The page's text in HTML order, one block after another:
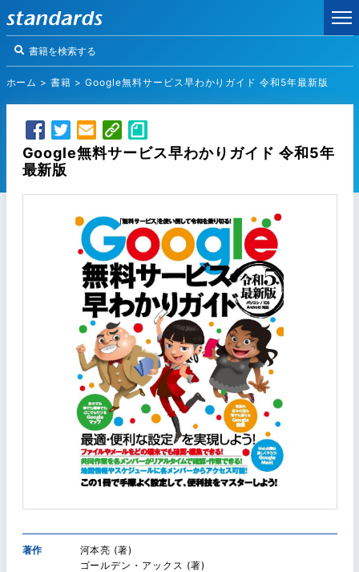
ホーム >書籍 >Google無料サービス早わかりガイド 令和5年最新版
Google無料サービス早わかりガイド 令和5年
最新版
著作
河本亮 (著)
ゴールデン・アックス (著)